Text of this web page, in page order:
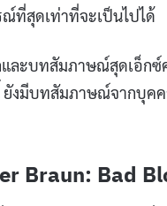
ที่สุดเท่าที่จะเป็นไปได้
ละบทสัมภาษณ์สุดเอ็กซ์
งมีบทสัมภาษณ์จากบุค
Braun: Bad